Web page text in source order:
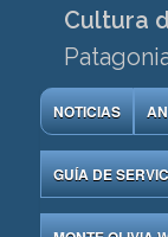
Cultura
NOTICIAS
GUÍA DE